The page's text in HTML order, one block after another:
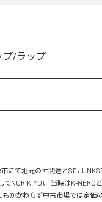
プ/ラップ
にて地元の仲間達とSD
てNORIKIYO)。当時はK-
もかかわらず中古市場では定価